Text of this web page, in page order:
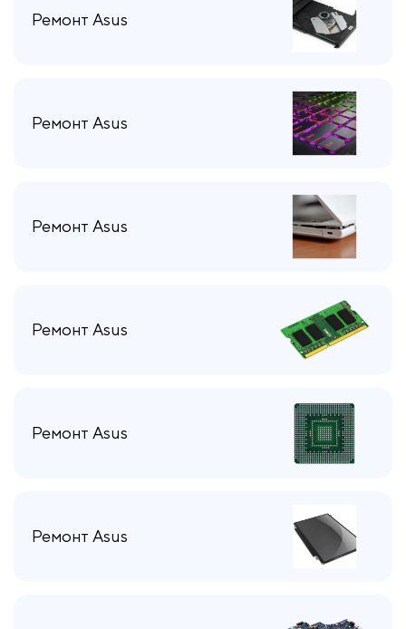
Ремонт Asus
Ремонт Asus
Ремонт Asus
Ремонт Asus
Ремонт Asus
Ремонт Asus